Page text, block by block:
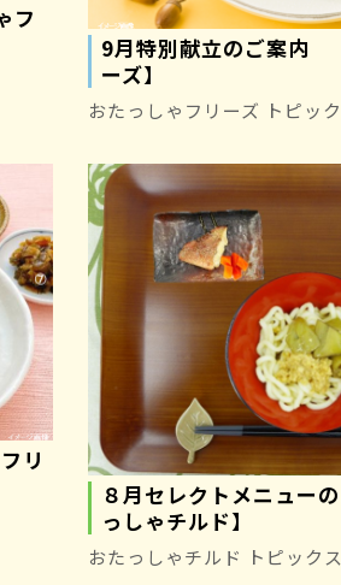
フ
9月特別献立のご案内
ーズ】
おたっしゃフリーズ トピッ
リ
８月セレクトメニュー
っしゃチルド】
おたっしゃチルド トピックス